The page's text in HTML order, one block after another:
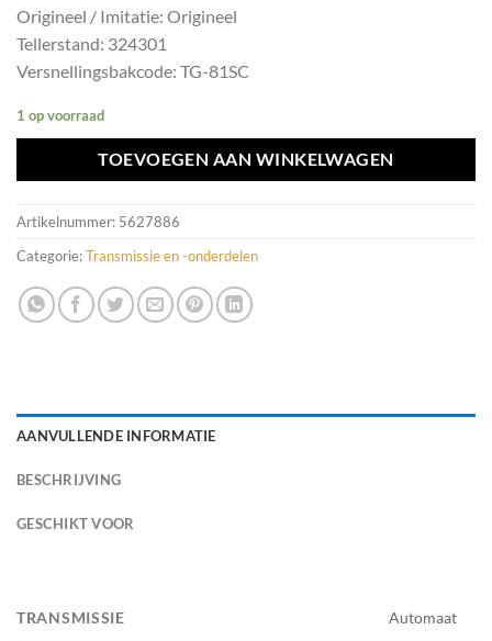
Origineel / Imitatie: Origineel
Tellerstand: 324301
Versnellingsbakcode: TG-81SC
1 op voorraad
TOEVOEGEN AAN WINKELWAGEN
Artikelnummer: 5627886
Categorie:Transmissie en -onderdelen
AANVULLENDE INFORMATIE
BESCHRIJVING
GESCHIKT VOOR
TRANSMISSIE Automaat